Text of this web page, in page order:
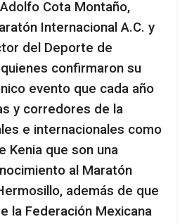
Cota Montaño,
Internacional A.C. y
del Deporte de
confirmaron su
evento que cada año
y corredores de la
e internacionales como
Kenia que son una
al Maratón
además de que
la Federación Mexicana